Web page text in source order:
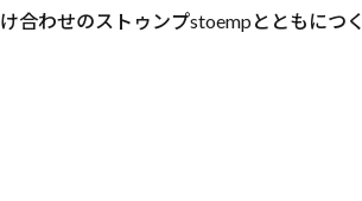
合わせのストゥンプstoempとともにつく